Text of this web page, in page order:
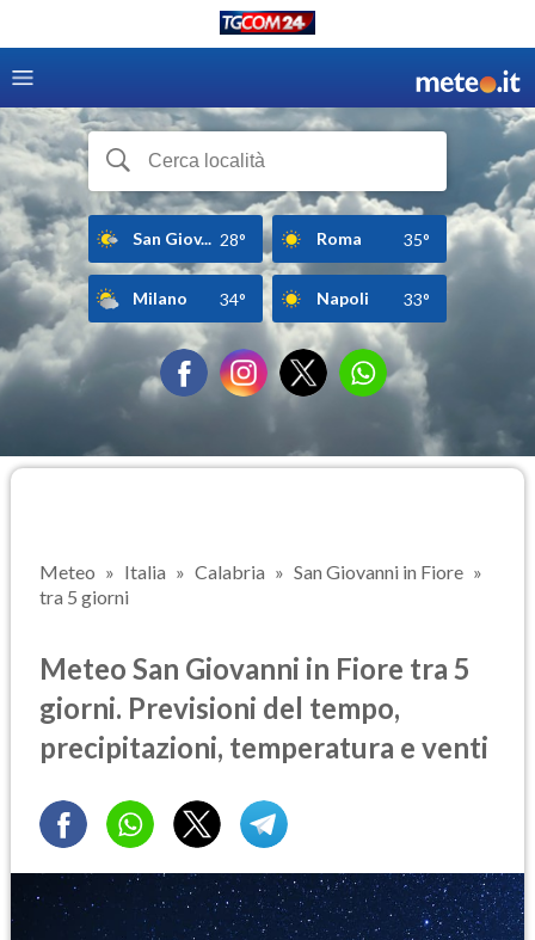
San Giov... 28° Roma 35°
Milano 34° Napoli 33°
Meteo Italia Calabria
San Giovanni in Fiore
tra 5 giorni
Meteo San Giovanni in Fiore tra 5
giorni. Previsioni del tempo,
precipitazioni, temperatura e venti